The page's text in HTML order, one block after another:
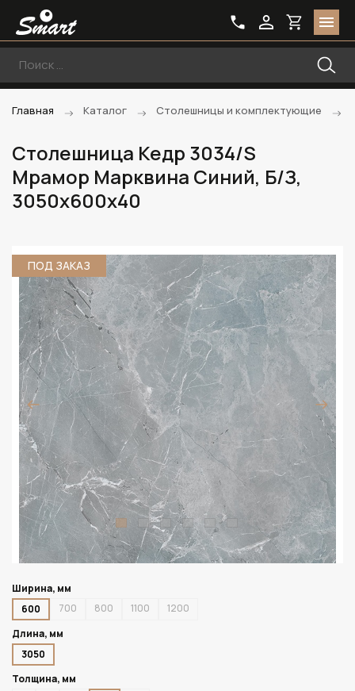
Главная Каталог Столешницы и комплектующие
Столешница Кедр 3034/S
Мрамор Марквина Синий, Б/З,
3050х600х40
ПОД ЗАКАЗ
Ширина, мм
600
700 800 1100
1200
Длина, мм
3050
Толщина, мм